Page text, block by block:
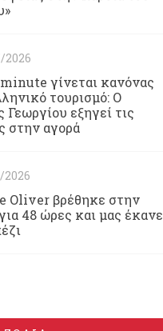
2026
γίνεται κανόνας
τουρισμό: Ο
εξηγεί τις
στην αγορά
2026
Oliver βρέθηκε στην
48 ώρες και μας έκανε